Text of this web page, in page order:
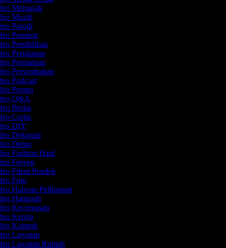
Memasak
Muzik
Parodi
Peminat
Pendidikan
Perjalanan
Permainan
Persembahan
Podcast
Promo
Q&A
Berita
Cerita
DIY
Dekorasi
Demo
Fashion Haul
Fesyen
Filem Pendek
Foto
Haiwan Peliharaan
Hartanah
Kecergasan
Kereta
Komedi
Lawatan
Lawatan Rumah